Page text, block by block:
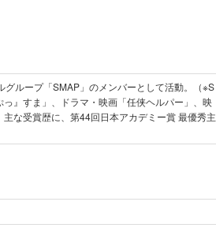
ループ「SMAP」のメンバーとして活動。（※S
』すま」、ドラマ・映画「任侠ヘルパー」、映
な受賞歴に、第44回日本アカデミー賞 最優秀主